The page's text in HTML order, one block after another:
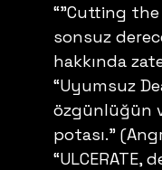
“”Cutting
sonsuz
hakkında
“Uyumsuz
özgünlüğün
potası.”